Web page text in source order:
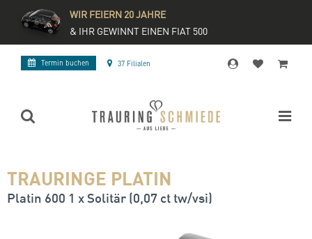
WIR FEIERN 20 JAHRE
& IHR GEWINNT EINEN FIAT 500
Termin buchen 37 Filialen
TRAURINGE PLATIN
Platin 600 1 x Solitär (0,07 ct tw/vsi)